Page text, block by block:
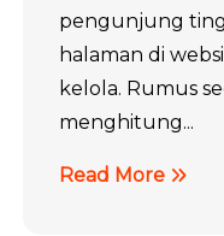
pengunjung
halaman di
kelola. Rumus
menghitung...
Read More